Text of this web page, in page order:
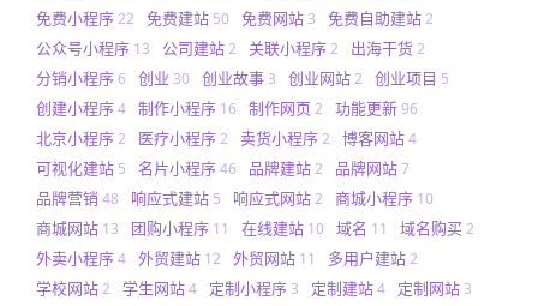
免费小程序22 免费建站 50 免费网站 3 免费自助建站2
公众号小程序 13 公司建站2 关联小程序2 出海干货2
分销小程序6 创业 30 创业故事 3 创业网站2 创业项目 5
创建小程序4 制作小程序 16 制作网页 2 功能更新96
北京小程序2 医疗小程序2 卖货小程序2 博客网站4
可视化建站 5 名片小程序46 品牌建站2 品牌网站7
品牌营销 48 响应式建站 5 响应式网站2 商城小程序 10
商城网站 13 团购小程序 11 在线建站 10 域名 11 域名购买2
外卖小程序4 外贸建站 12 外贸网站 11 多用户建站2
学校网站2 学生网站4 定制小程序 3 定制建站4 定制网站 3